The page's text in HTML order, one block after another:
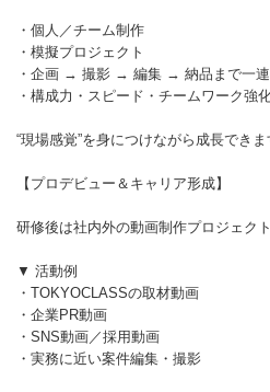
・個人／チーム制作
・模擬プロジェクト
・企画 → 撮影 → 編集 → 納品まで一
・構成力・スピード・チームワーク強
“現場感覚”を身につけながら成長できま
【プロデビュー＆キャリア形成】
研修後は社内外の動画制作プロジェク
▼ 活動例
・TOKYOCLASSの取材動画
・企業PR動画
・SNS動画／採用動画
・実務に近い案件編集・撮影